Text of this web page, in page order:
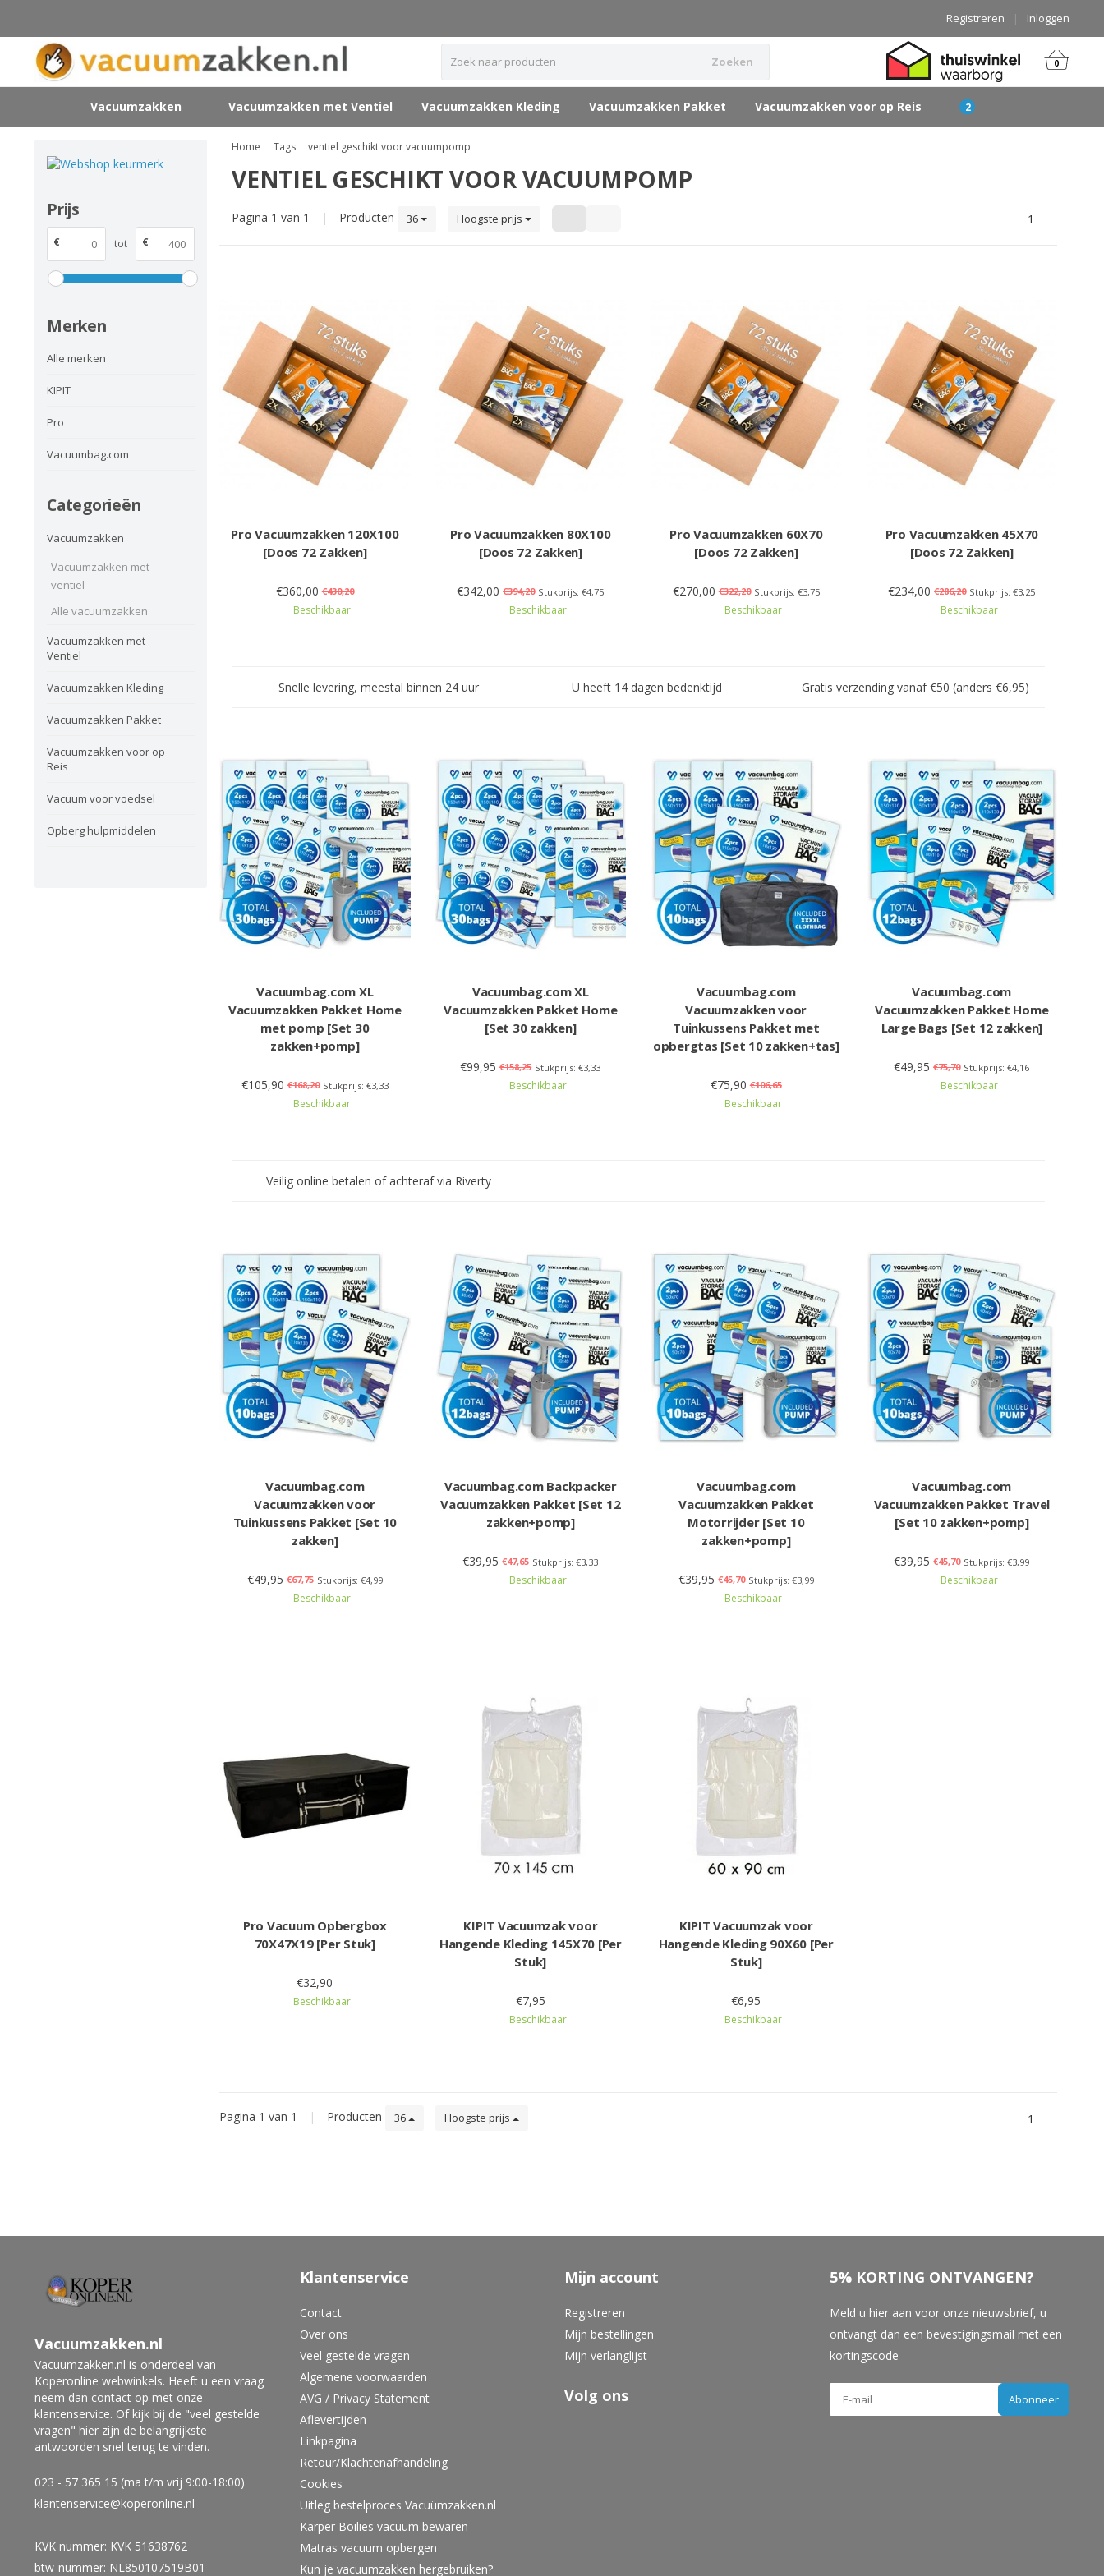
Inloggen
|
Registreren
Zoeken 0
Vacuumzakken Vacuumzakken met Ventiel Vacuumzakken Kleding Vacuumzakken Pakket Vacuumzakken voor op Reis
Prijs
€ tot €
Merken
Alle merken
KIPIT
Pro
Vacuumbag.com
Categorieën
Vacuumzakken
Vacuumzakken met
ventiel
Alle vacuumzakken
Vacuumzakken met
Ventiel
Vacuumzakken Kleding
Vacuumzakken Pakket
Vacuumzakken voor op
Reis
Vacuum voor voedsel
Opberg hulpmiddelen
Home Tags ventiel geschikt voor vacuumpomp
VENTIEL GESCHIKT VOOR VACUUMPOMP
Pagina 1 van 1 | Producten 36 Hoogste prijs 1
Pro Vacuumzakken 120X100
[Doos 72 Zakken]
€360,00 €430,20
Beschikbaar
Pro Vacuumzakken 80X100
[Doos 72 Zakken]
€342,00 €394,20 Stukprijs: €4,75
Beschikbaar
Pro Vacuumzakken 60X70
[Doos 72 Zakken]
€270,00 €322,20 Stukprijs: €3,75
Beschikbaar
Pro Vacuumzakken 45X70
[Doos 72 Zakken]
€234,00 €286,20 Stukprijs: €3,25
Beschikbaar
Snelle levering, meestal binnen 24 uur U heeft 14 dagen bedenktijd Gratis verzending vanaf €50 (anders €6,95)
Vacuumbag.com XL
Vacuumzakken Pakket Home
met pomp [Set 30
zakken+pomp]
€105,90 €168,20 Stukprijs: €3,33
Beschikbaar
Vacuumbag.com XL
Vacuumzakken Pakket Home
[Set 30 zakken]
€99,95 €158,25 Stukprijs: €3,33
Beschikbaar
Vacuumbag.com
Vacuumzakken voor
Tuinkussens Pakket met
opbergtas [Set 10 zakken+tas]
€75,90 €106,65
Beschikbaar
Vacuumbag.com
Vacuumzakken Pakket Home
Large Bags [Set 12 zakken]
€49,95 €75,70 Stukprijs: €4,16
Beschikbaar
Veilig online betalen of achteraf via Riverty
Vacuumbag.com
Vacuumzakken voor
Tuinkussens Pakket [Set 10
zakken]
€49,95 €67,75 Stukprijs: €4,99
Beschikbaar
Vacuumbag.com Backpacker
Vacuumzakken Pakket [Set 12
zakken+pomp]
€39,95 €47,65 Stukprijs: €3,33
Beschikbaar
Vacuumbag.com
Vacuumzakken Pakket
Motorrijder [Set 10
zakken+pomp]
€39,95 €45,70 Stukprijs: €3,99
Beschikbaar
Vacuumbag.com
Vacuumzakken Pakket Travel
[Set 10 zakken+pomp]
€39,95 €45,70 Stukprijs: €3,99
Beschikbaar
Pro Vacuum Opbergbox
70X47X19 [Per Stuk]
€32,90
Beschikbaar
KIPIT Vacuumzak voor
Hangende Kleding 145X70 [Per
Stuk]
€7,95
Beschikbaar
KIPIT Vacuumzak voor
Hangende Kleding 90X60 [Per
Stuk]
€6,95
Beschikbaar
Pagina 1 van 1 | Producten 36 Hoogste prijs 1
Vacuumzakken.nl
Vacuumzakken.nl is onderdeel van
Koperonline webwinkels. Heeft u een vraag
neem dan contact op met onze
klantenservice. Of kijk bij de "veel gestelde
vragen" hier zijn de belangrijkste
antwoorden snel terug te vinden.
023 - 57 365 15 (ma t/m vrij 9:00-18:00)
klantenservice@koperonline.nl
KVK nummer: KVK 51638762
btw-nummer: NL850107519B01
Klantenservice
Contact
Over ons
Veel gestelde vragen
Algemene voorwaarden
AVG / Privacy Statement
Aflevertijden
Linkpagina
Retour/Klachtenafhandeling
Cookies
Uitleg bestelproces Vacuümzakken.nl
Karper Boilies vacuüm bewaren
Matras vacuum opbergen
Kun je vacuumzakken hergebruiken?
Mijn account
Registreren
Mijn bestellingen
Mijn verlanglijst
Volg ons
5% KORTING ONTVANGEN?
Meld u hier aan voor onze nieuwsbrief, u
ontvangt dan een bevestigingsmail met een
kortingscode
Abonneer